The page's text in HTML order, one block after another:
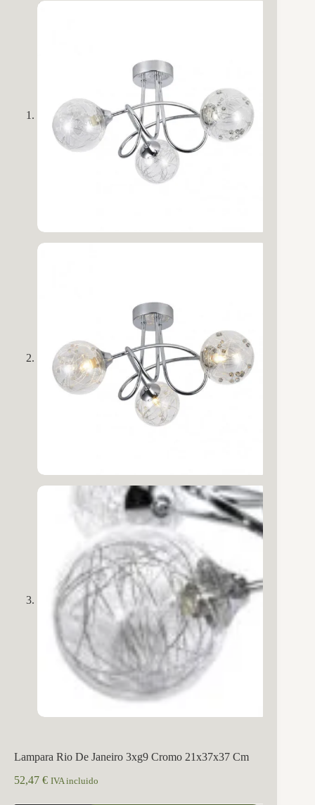
Lampara Rio De Janeiro 3xg9 Cromo 21x37x37 Cm
52,47 € IVA incluido